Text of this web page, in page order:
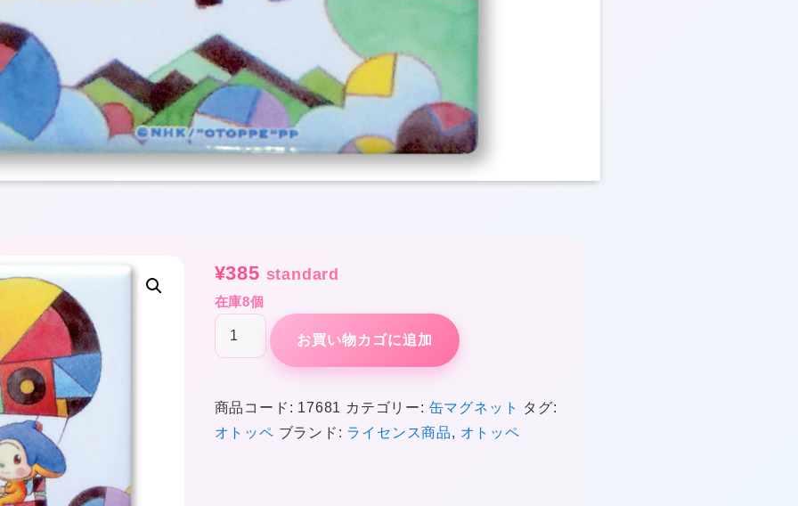
¥385 standard
在庫8個
個
お買い物カゴに追加
商品コード: 17681 カテゴリー: 缶マグネット
タグ:
オトッペ ブランド: ライセンス商品, オトッペ
★